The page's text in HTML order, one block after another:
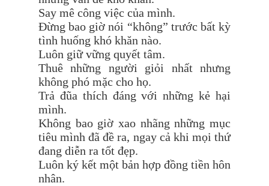
Say mê công việc của mình.
Đừng bao giờ nói “không” trước bất kỳ
tình huống khó khăn nào.
Luôn giữ vững quyết tâm.
Thuê những người giỏi nhất nhưng
không phó mặc cho họ.
Trả đũa thích đáng với những kẻ hại
mình.
Không bao giờ xao nhãng những mục
tiêu mình đã đề ra, ngay cả khi mọi thứ
đang diễn ra tốt đẹp.
Luôn ký kết một bản hợp đồng tiền hôn
nhân.